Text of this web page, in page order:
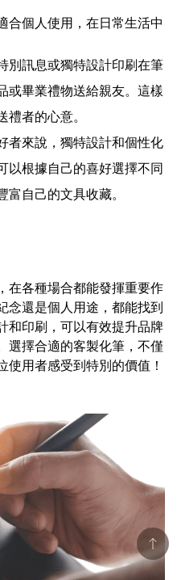
合個人使用，在日常生活中
別訊息或獨特設計印刷在筆
或畢業禮物送給親友。這樣
者的心意。
者來說，獨特設計和個性化
以根據自己的喜好選擇不同
自己的文具收藏。
在各種場合都能發揮重要作
念還是個人用途，都能找到
和印刷，可以有效提升品牌
選擇合適的客製化筆，不僅
用者感受到特別的價值！